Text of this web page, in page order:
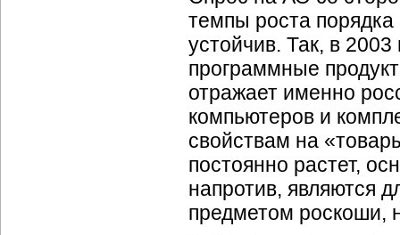
темпы роста
устойчив. Так, в
программные
отражает именно
компьютеров и
свойствам на
постоянно растет,
напротив, являются
предметом роскоши,